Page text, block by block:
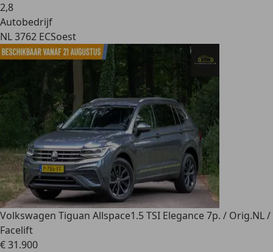
2,8
Autobedrijf
NL 3762 ECSoest
Volkswagen Tiguan Allspace1.5 TSI Elegance 7p. / Orig.NL /
Facelift
€ 31.900